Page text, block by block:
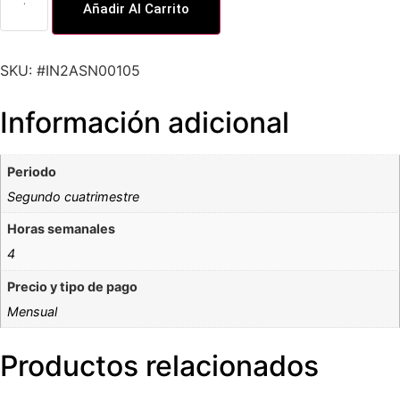
Añadir Al Carrito
SKU: #IN2ASN00105
Información adicional
Periodo
Segundo cuatrimestre
Horas semanales
4
Precio y tipo de pago
Mensual
Productos relacionados